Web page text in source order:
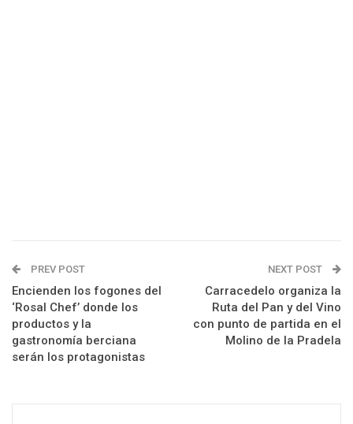
PREV POST
Encienden los fogones del
‘Rosal Chef’ donde los
productos y la
gastronomía berciana
serán los protagonistas
NEXT POST
Carracedelo organiza la
Ruta del Pan y del Vino
con punto de partida en el
Molino de la Pradela